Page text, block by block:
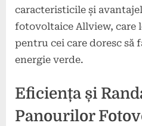
caracteristicile și
fotovoltaice Allview, care
pentru cei care doresc să
energie verde.
Eficiența și
Panourilor